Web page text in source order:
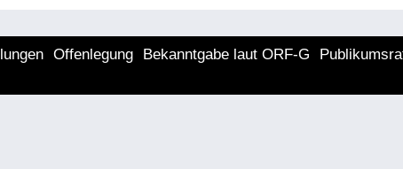
Offenlegung Bekanntgabe laut ORF-G